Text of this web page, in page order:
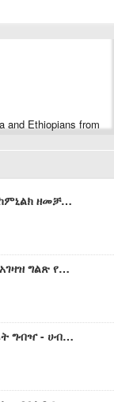
and Ethiopians from
arts, and
የአብይ አህመድ የጅምላ ግድያ ሴራ ከምኒልክ ዘመቻ እስከ ፓርላማ - ሀብታሙ አያሌው
ነውር ጌጡ የሆነው የአብይ አህመድ አገዛዝ ግልጽ የሆነው ሌብነቱ በአለም አቀፍ ተረጋግጧል - ሀብታሙ አያሌው
ወድቅ የሆነው የአብይ አህመድ የእራት ግብዣ - ሀብታሙ አያሌው